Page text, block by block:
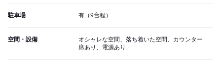
駐車場 有（9台程）
空間・設備
オシャレな空間、落ち着いた空間、カウンター
席あり、電源あり